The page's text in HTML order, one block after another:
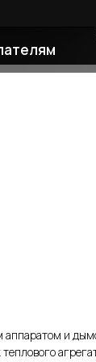
+7
и